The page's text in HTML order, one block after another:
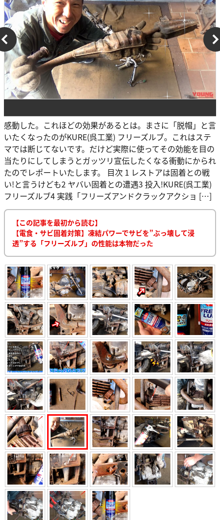
感動した。これほどの効果があるとは。まさに「脱帽」と言
いたくなったのがKURE(呉工業) フリーズルブ。これはステ
マでは断じてないです。だけど実際に使ってその効能を目の
当たりにしてしまうとガッツリ宣伝したくなる衝動にかられ
たのでレポートいたします。 目次 1 レストアは固着との戦
い!と言うけども2 ヤバい固着との遭遇3 投入!KURE(呉工業)
フリーズルブ4 実践「フリーズアンドクラックアクショ […]
【この記事を最初から読む】
【電食・サビ固着対策】凍結パワーでサビを”ぶっ壊して浸
透”する「フリーズルブ」の性能は本物だった